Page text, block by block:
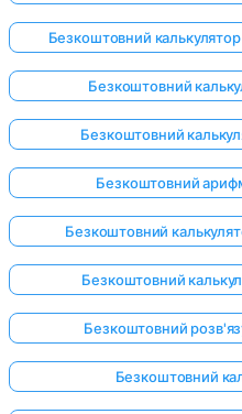
Безкоштовний
Безкоштовний
Безкоштовний
Безкоштовний
Безкоштовний
Безкоштовний
Безкоштовний
Безкоштовний